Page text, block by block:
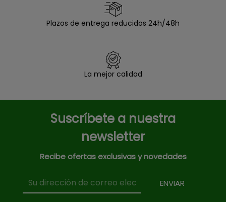
Plazos de entrega reducidos 24h/48h
La mejor calidad
Suscríbete a nuestra
newsletter
Recibe ofertas exclusivas y novedades